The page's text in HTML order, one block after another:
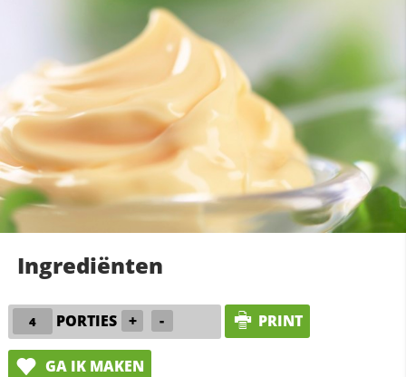
Ingrediënten
PORTIES + - PRINT
GA IK MAKEN